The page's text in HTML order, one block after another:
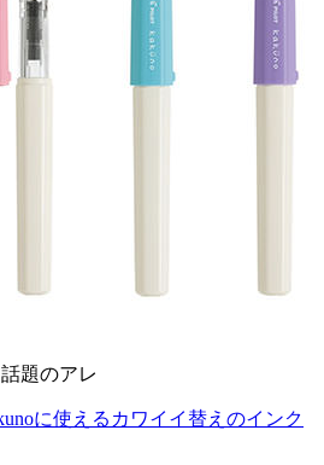
話題のアレ
に使えるカワイイ替えのインク